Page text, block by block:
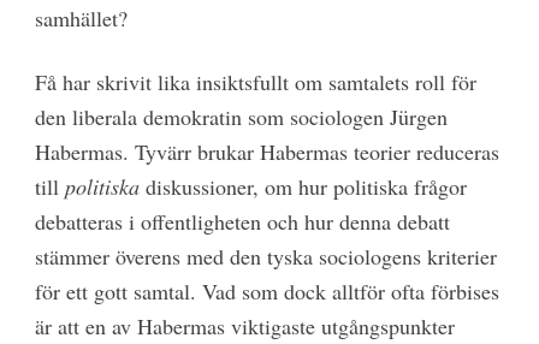
samhället?
Få har skrivit lika insiktsfullt om samtalets roll för
den liberala demokratin som sociologen Jürgen
Habermas. Tyvärr brukar Habermas teorier reduceras
till politiska diskussioner, om hur politiska frågor
debatteras i offentligheten och hur denna debatt
stämmer överens med den tyska sociologens kriterier
för ett gott samtal. Vad som dock alltför ofta förbises
är att en av Habermas viktigaste utgångspunkter